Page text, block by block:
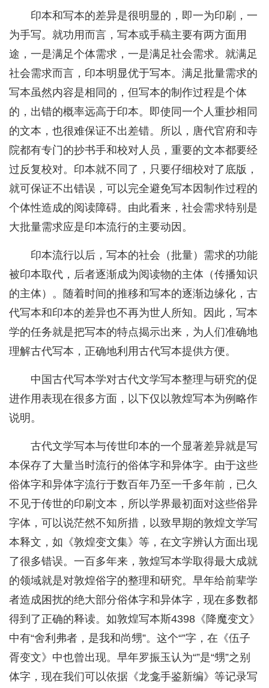
印本和写本的差异是很明显的，即一为印刷，一
为手写。就功用而言，写本或手稿主要有两方面用
途，一是满足个体需求，一是满足社会需求。就满足
社会需求而言，印本明显优于写本。满足批量需求的
写本虽然内容是相同的，但写本的制作过程是个体
的，出错的概率远高于印本。即使同一个人重抄相同
的文本，也很难保证不出差错。所以，唐代官府和寺
院都有专门的抄书手和校对人员，重要的文本都要经
过反复校对。印本就不同了，只要仔细校对了底版，
就可保证不出错误，可以完全避免写本因制作过程的
个体性造成的阅读障碍。由此看来，社会需求特别是
大批量需求应是印本流行的主要动因。
印本流行以后，写本的社会（批量）需求的功能
被印本取代，后者逐渐成为阅读物的主体（传播知识
的主体）。随着时间的推移和写本的逐渐边缘化，古
代写本和印本的差异也不再为世人所知。因此，写本
学的任务就是把写本的特点揭示出来，为人们准确地
理解古代写本，正确地利用古代写本提供方便。
中国古代写本学对古代文学写本整理与研究的促
进作用表现在很多方面，以下仅以敦煌写本为例略作
说明。
古代文学写本与传世印本的一个显著差异就是写
本保存了大量当时流行的俗体字和异体字。由于这些
俗体字和异体字流行于数百年乃至一千多年前，已久
不见于传世的印刷文本，所以学界最初面对这些俗异
字体，可以说茫然不知所措，以致早期的敦煌文学写
本释文，如《敦煌变文集》等，在文字辨认方面出现
了很多错误。一百多年来，敦煌写本学取得最大成就
的领域就是对敦煌俗字的整理和研究。早年给前辈学
者造成困扰的绝大部分俗体字和异体字，现在多数都
得到了正确的释读。如敦煌写本斯4398《降魔变文》
中有“舍利弗者，是我和尚甥”。这个“”字，在《伍子
胥变文》中也曾出现。早年罗振玉认为“”是“甥”之别
体字，现在我们可以依据《龙龛手鉴新编》等记录写